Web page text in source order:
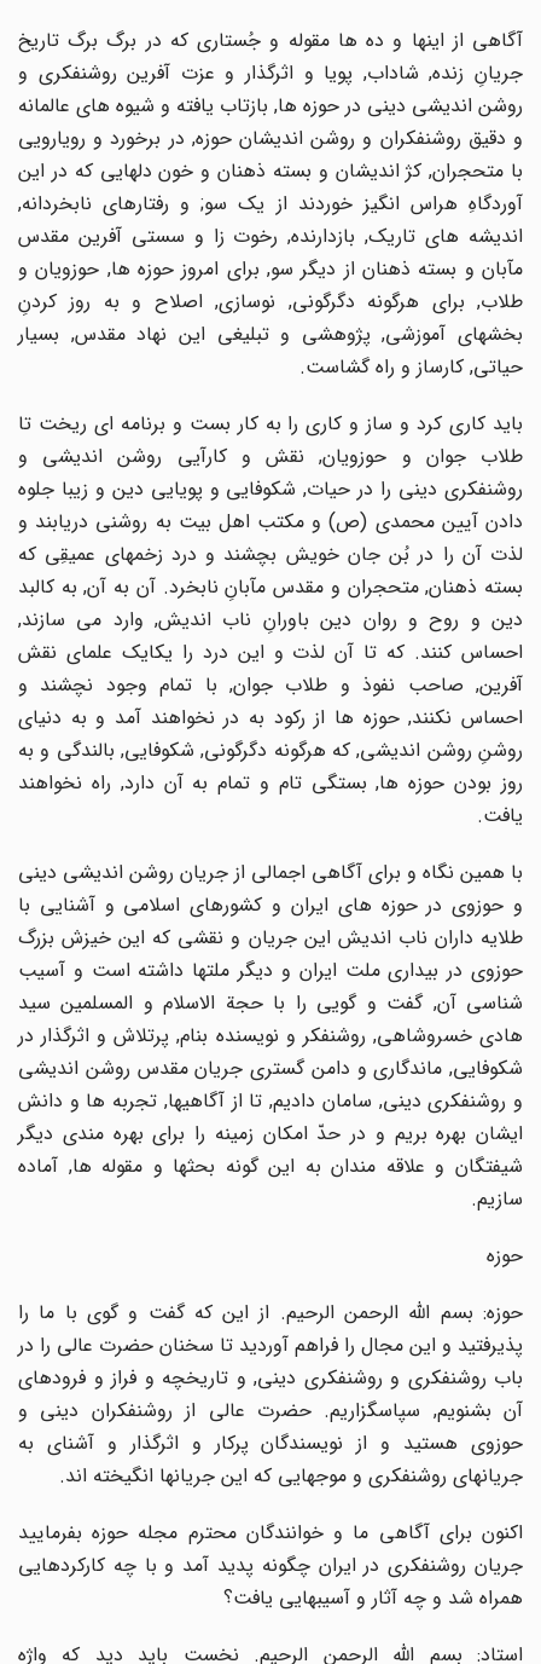
آگاهى از اینها و ده ها مقوله و جُستارى که در برگ برگ تاریخ
جریانِ زنده, شاداب, پویا و اثرگذار و عزت آفرین روشنفکرى و
روشن اندیشى دینى در حوزه ها, بازتاب یافته و شیوه هاى عالمانه
و دقیق روشنفکران و روشن اندیشان حوزه, در برخورد و رویارویى
با متحجران, کژ اندیشان و بسته ذهنان و خون دلهایى که در این
آوردگاهِ هراس انگیز خوردند از یک سو; و رفتارهاى نابخردانه,
اندیشه هاى تاریک, بازدارنده, رخوت زا و سستى آفرین مقدس
مآبان و بسته ذهنان از دیگر سو, براى امروز حوزه ها, حوزویان و
طلاب, براى هرگونه دگرگونى, نوسازى, اصلاح و به روز کردنِ
بخشهاى آموزشى, پژوهشى و تبلیغى این نهاد مقدس, بسیار
حیاتى, کارساز و راه گشاست.
باید کارى کرد و ساز و کارى را به کار بست و برنامه اى ریخت تا
طلاب جوان و حوزویان, نقش و کارآیى روشن اندیشى و
روشنفکرى دینى را در حیات, شکوفایى و پویایى دین و زیبا جلوه
دادن آیین محمدى (ص) و مکتب اهل بیت به روشنى دریابند و
لذت آن را در بُن جان خویش بچشند و درد زخمهاى عمیقِى که
بسته ذهنان, متحجران و مقدس مآبانِ نابخرد. آن به آن, به کالبد
دین و روح و روان دین باورانِ ناب اندیش, وارد مى سازند,
احساس کنند. که تا آن لذت و این درد را یکایک علماى نقش
آفرین, صاحب نفوذ و طلاب جوان, با تمام وجود نچشند و
احساس نکنند, حوزه ها از رکود به در نخواهند آمد و به دنیاى
روشنِ روشن اندیشى, که هرگونه دگرگونى, شکوفایى, بالندگى و به
روز بودن حوزه ها, بستگى تام و تمام به آن دارد, راه نخواهند
یافت.
با همین نگاه و براى آگاهى اجمالى از جریان روشن اندیشى دینى
و حوزوى در حوزه هاى ایران و کشورهاى اسلامى و آشنایى با
طلایه داران ناب اندیش این جریان و نقشى که این خیزش بزرگ
حوزوى در بیدارى ملت ایران و دیگر ملتها داشته است و آسیب
شناسى آن, گفت و گویى را با حجة الاسلام و المسلمین سید
هادى خسروشاهى, روشنفکر و نویسنده بنام, پرتلاش و اثرگذار در
شکوفایى, ماندگارى و دامن گسترى جریان مقدس روشن اندیشى
و روشنفکرى دینى, سامان دادیم, تا از آگاهیها, تجربه ها و دانش
ایشان بهره بریم و در حدّ امکان زمینه را براى بهره مندى دیگر
شیفتگان و علاقه مندان به این گونه بحثها و مقوله ها, آماده
سازیم.
حوزه
حوزه: بسم اللّه الرحمن الرحیم. از این که گفت و گوى با ما را
پذیرفتید و این مجال را فراهم آوردید تا سخنان حضرت عالى را در
باب روشنفکرى و روشنفکرى دینى, و تاریخچه و فراز و فرودهاى
آن بشنویم, سپاسگزاریم. حضرت عالى از روشنفکران دینى و
حوزوى هستید و از نویسندگان پرکار و اثرگذار و آشناى به
جریانهاى روشنفکرى و موجهایى که این جریانها انگیخته اند.
اکنون براى آگاهى ما و خوانندگان محترم مجله حوزه بفرمایید
جریان روشنفکرى در ایران چگونه پدید آمد و با چه کارکردهایى
همراه شد و چه آثار و آسیبهایى یافت؟
استاد: بسم اللّه الرحمن الرحیم. نخست باید دید که واژه